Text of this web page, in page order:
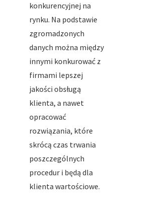
konkurencyjnej na
rynku. Na podstawie
zgromadzonych
danych można między
innymi konkurować z
firmami lepszej
jakości obsługą
klienta, a nawet
opracować
rozwiązania, które
skrócą czas trwania
poszczególnych
procedur i będą dla
klienta wartościowe.